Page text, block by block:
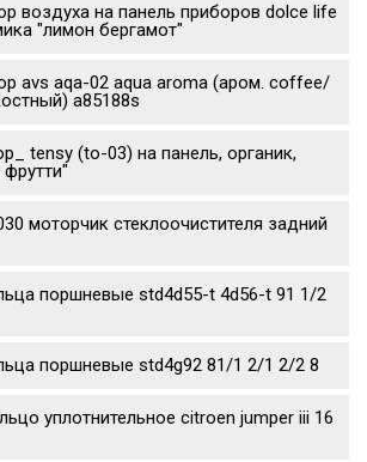
воздуха на панель приборов dolce life
"лимон бергамот"
avs aqa-02 aqua aroma (аром. coffee/
a85188s
tensy (to-03) на панель, органик,
фрутти"
моторчик стеклоочистителя задний
поршневые std4d55-t 4d56-t 91 1/2
поршневые std4g92 81/1 2/1 2/2 8
уплотнительное citroen jumper iii 16